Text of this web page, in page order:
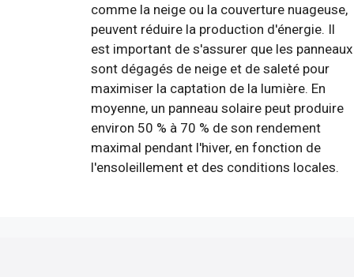
comme la neige ou la couverture nuageuse,
peuvent réduire la production d'énergie. Il
est important de s'assurer que les panneaux
sont dégagés de neige et de saleté pour
maximiser la captation de la lumière. En
moyenne, un panneau solaire peut produire
environ 50 % à 70 % de son rendement
maximal pendant l'hiver, en fonction de
l'ensoleillement et des conditions locales.